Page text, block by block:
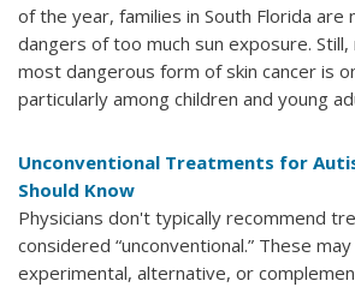
of the year, families in South Florida
dangers of too much sun exposure. Still,
most dangerous form of skin cancer is
particularly among children and young
Unconventional Treatments for
Should Know
Physicians don't typically recommend
considered “unconventional.” These may
experimental, alternative, or